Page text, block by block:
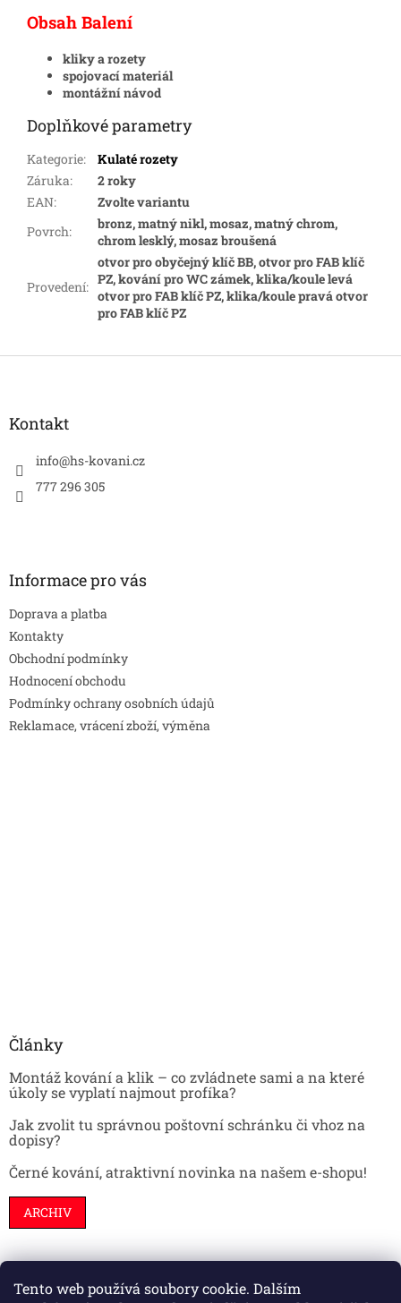
Tento web používá soubory cookie. Dalším
Obsah Balení
kliky a rozety
spojovací materiál
montážní návod
Doplňkové parametry
Kategorie:
Kulaté rozety
Záruka:
2 roky
EAN:
Zvolte variantu
Povrch:
bronz, matný nikl, mosaz, matný chrom,
chrom lesklý, mosaz broušená
Provedení:
otvor pro obyčejný klíč BB, otvor pro FAB klíč
PZ, kování pro WC zámek, klika/koule levá
otvor pro FAB klíč PZ, klika/koule pravá otvor
pro FAB klíč PZ
Kontakt
info@hs-kovani.cz
777 296 305
Informace pro vás
Doprava a platba
Kontakty
Obchodní podmínky
Hodnocení obchodu
Podmínky ochrany osobních údajů
Reklamace, vrácení zboží, výměna
Články
Montáž kování a klik – co zvládnete sami a na které
úkoly se vyplatí najmout profíka?
Jak zvolit tu správnou poštovní schránku či vhoz na
dopisy?
Černé kování, atraktivní novinka na našem e-shopu!
ARCHIV
Stavební pouzdra Interiéry Dveře